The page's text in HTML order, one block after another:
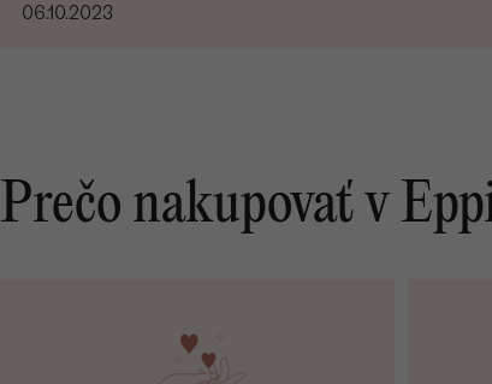
06.10.2023
Prečo nakupovať v